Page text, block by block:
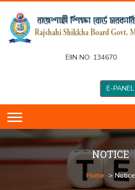
EIIN NO: 134670
E-PANEL
NOTICE
Home > Notice